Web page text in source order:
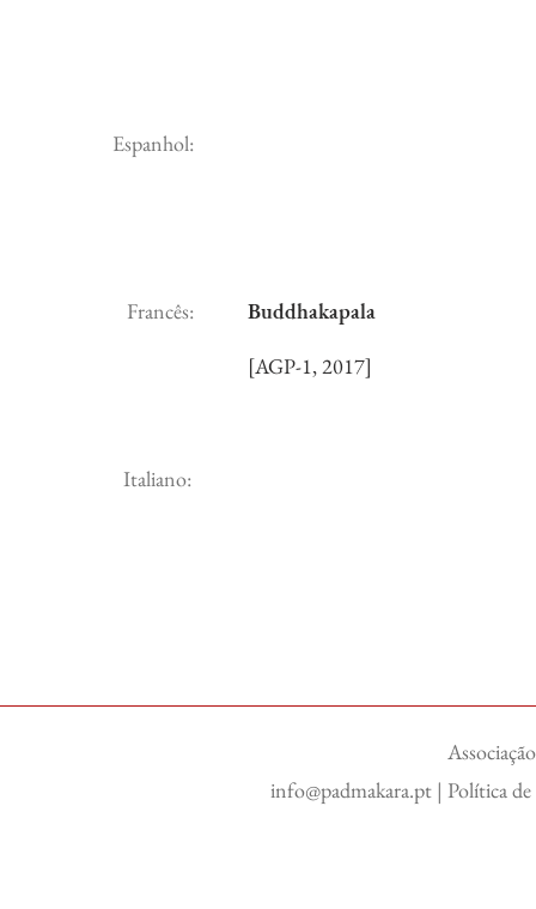
Espanhol:
Francês:
Buddhakapala
[AGP-1, 2017]
Italiano:
info@padmakara.pt | Política